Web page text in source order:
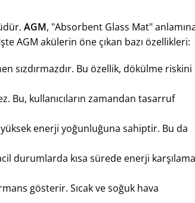
AGM, "Absorbent Glass Mat"
AGM akülerin öne çıkan bazı özellikleri:
sızdırmazdır. Bu özellik, dökülme riskini
Bu, kullanıcıların zamandan tasarruf
enerji yoğunluğuna sahiptir. Bu da
durumlarda kısa sürede enerji
gösterir. Sıcak ve soğuk hava